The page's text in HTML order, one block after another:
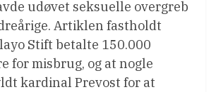
udøvet seksuelle overgreb
Artiklen fastholdt
Stift betalte 150.000
for misbrug, og at nogle
kardinal Prevost for at